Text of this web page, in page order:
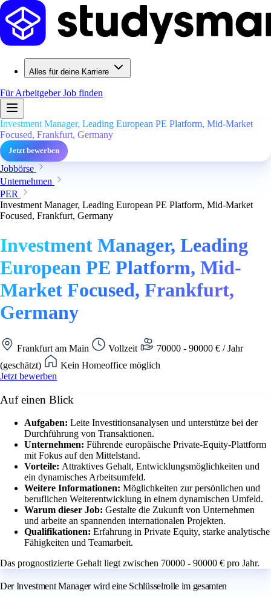
Alles für deine Karriere
Für ArbeitgeberJob finden
Investment Manager, Leading European PE Platform, Mid-Market
Focused, Frankfurt, Germany
Jetzt bewerben
Jobbörse
Unternehmen
PER
Investment Manager, Leading European PE Platform, Mid-Market
Focused, Frankfurt, Germany
Investment Manager, Leading
European PE Platform, Mid-
Market Focused, Frankfurt,
Germany
Frankfurt am Main Vollzeit
70000 - 90000 € / Jahr
(geschätzt)
Kein Homeoffice möglich
Jetzt bewerben
Auf einen Blick
Aufgaben: Leite Investitionsanalysen und unterstütze bei der
Durchführung von Transaktionen.
Unternehmen: Führende europäische Private-Equity-Plattform
mit Fokus auf den Mittelstand.
Vorteile: Attraktives Gehalt, Entwicklungsmöglichkeiten und
ein dynamisches Arbeitsumfeld.
Weitere Informationen: Möglichkeiten zur persönlichen und
beruflichen Weiterentwicklung in einem dynamischen Umfeld.
Warum dieser Job: Gestalte die Zukunft von Unternehmen
und arbeite an spannenden internationalen Projekten.
Qualifikationen: Erfahrung in Private Equity, starke analytische
Fähigkeiten und Teamarbeit.
Das prognostizierte Gehalt liegt zwischen 70000 - 90000 € pro Jahr.
Der Investment Manager wird eine Schlüsselrolle im gesamten